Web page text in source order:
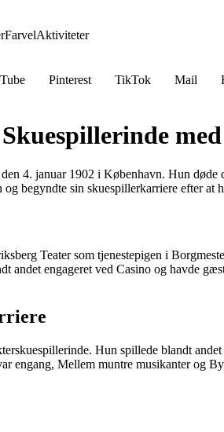
FarvelAktiviteter
Pinterest TikTok Mail
4. januar 1902 i København. Hun
begyndte sin skuespillerkarriere efter
Teater som tjenestepigen i
andet engageret ved Casino og havde
Hun spillede blandt
engang, Mellem muntre musikanter og